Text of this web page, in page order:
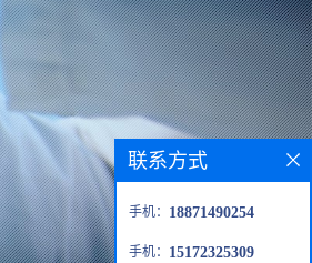
联系方式
手机： 18871490254
手机： 15172325309